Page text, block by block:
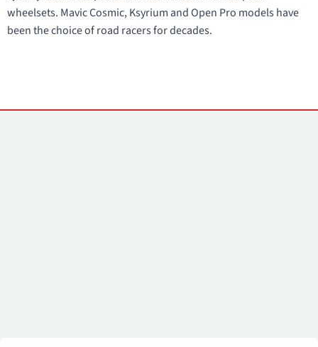
wheelsets. Mavic Cosmic, Ksyrium and Open Pro models have
been the choice of road racers for decades.